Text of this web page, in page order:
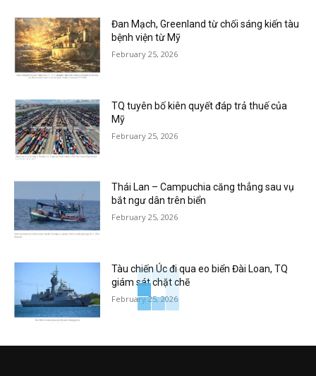
Đan Mạch, Greenland từ chối sáng kiến tàu
bệnh viện từ Mỹ
February 25, 2026
TQ tuyên bố kiên quyết đáp trả thuế của
Mỹ
February 25, 2026
Thái Lan – Campuchia căng thẳng sau vụ
bắt ngư dân trên biển
February 25, 2026
Tàu chiến Úc đi qua eo biển Đài Loan, TQ
giám sát chặt chẽ
February 25, 2026